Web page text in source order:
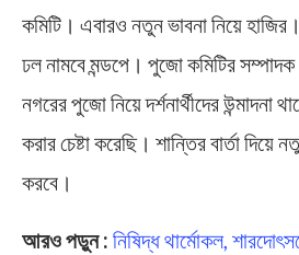
কমিটি। এবারও নতুন ভাবনা নিয়ে হাজির।
ঢল নামবে মন্ডপে। পুজো কমিটির
নগরের পুজো নিয়ে দর্শনার্থীদের
করার চেষ্টা করেছি। শান্তির বার্তা দিয়ে
করবে।
আরও পড়ুন : নিষিদ্ধ থার্মোকল,